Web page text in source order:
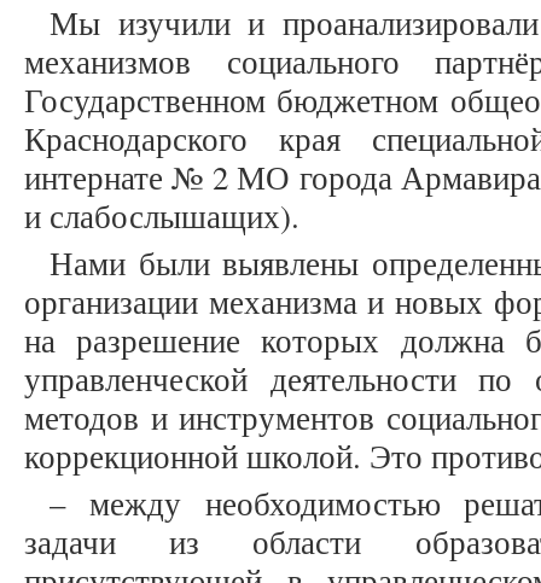
Мы изучили и
механизмов социального
Государственном бюджетном
Краснодарского края
интернате № 2 МО города
и слабослышащих).
Нами были выявлены
организации механизма и новых
на разрешение которых должна
управленческой деятельности по
методов и инструментов
коррекционной школой. Это
– между необходимостью
задачи из области